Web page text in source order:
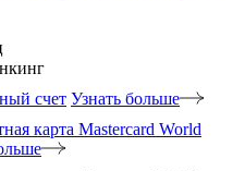
счет Узнать больше
карта Mastercard World